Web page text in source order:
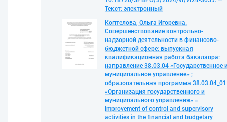
Текст: электронный
Коптелова, Ольга Игоревна.
Совершенствование контрольно-
надзорной деятельности в финансово-
бюджетной сфере: выпускная
квалификационная работа бакалавра:
направление 38.03.04 «Государственное
муниципальное управление» ;
образовательная программа 38.03.04_01
«Организация государственного и
муниципального управления» =
Improvement of control and supervisory
activities in the financial and budgetary